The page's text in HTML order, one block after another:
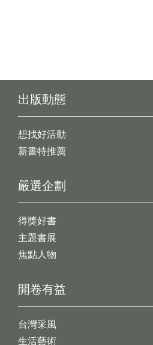
出版動態
想找好活動
新書特推薦
開卷有益
台灣采風
生活藝術
嚴選企劃
得獎好書
主題書展
焦點人物